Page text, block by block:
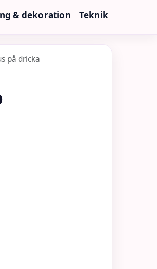
& dekoration Teknik
på dricka